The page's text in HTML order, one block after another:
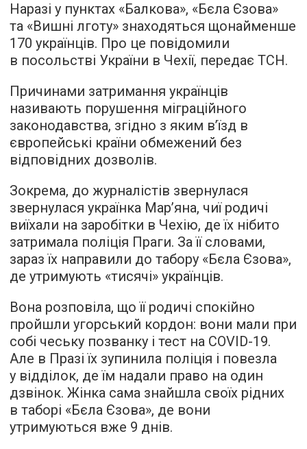
Наразі у пунктах «Балкова», «Бєла Єзова»
та «Вишні лготу» знаходяться щонайменше
170 українців. Про це повідомили
в посольстві України в Чехії, передає ТСН.
Причинами затримання українців
називають порушення міграційного
законодавства, згідно з яким в’їзд в
європейські країни обмежений без
відповідних дозволів.
Зокрема, до журналістів звернулася
звернулася українка Мар’яна, чиї родичі
виїхали на заробітки в Чехію, де їх нібито
затримала поліція Праги. За її словами,
зараз їх направили до табору «Бєла Єзова»,
де утримують «тисячі» українців.
Вона розповіла, що її родичі спокійно
пройшли угорський кордон: вони мали при
собі чеську позванку і тест на COVID-19.
Але в Празі їх зупинила поліція і повезла
у відділок, де їм надали право на один
дзвінок. Жінка сама знайшла своїх рідних
в таборі «Бєла Єзова», де вони
утримуються вже 9 днів.